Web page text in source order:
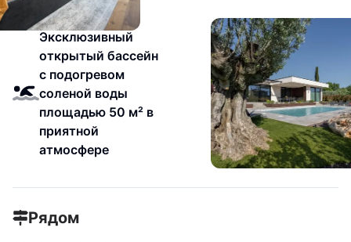
Эксклюзивный
открытый бассейн
с подогревом
соленой воды
площадью 50 м² в
приятной
атмосфере
Рядом